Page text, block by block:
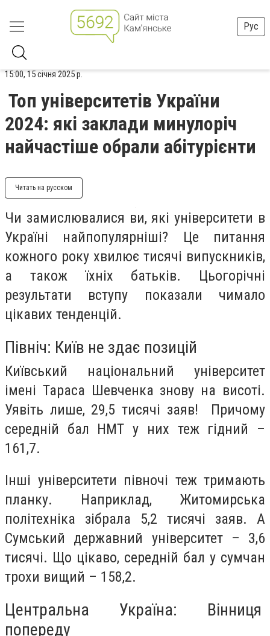
Рус
15:00, 15 січня 2025 р.
Топ університетів України
2024: які заклади минулоріч
найчастіше обрали абітурієнти
Читать на русском
Чи замислювалися ви, які університети в
Україні найпопулярніші? Це питання
кожного року хвилює тисячі випускників,
а також їхніх батьків. Цьогорічні
результати вступу показали чимало
цікавих тенденцій.
Північ: Київ не здає позицій
Київський національний університет
імені Тараса Шевченка знову на висоті.
Уявіть лише, 29,5 тисячі заяв! Причому
середній бал НМТ у них теж гідний –
161,7.
Інші університети півночі теж тримають
планку. Наприклад, Житомирська
політехніка зібрала 5,2 тисячі заяв. А
Сумський державний університет – 3,6
тисячі. Що цікаво, середній бал у сумчан
трохи вищий – 158,2.
Центральна Україна: Вінниця
попереду